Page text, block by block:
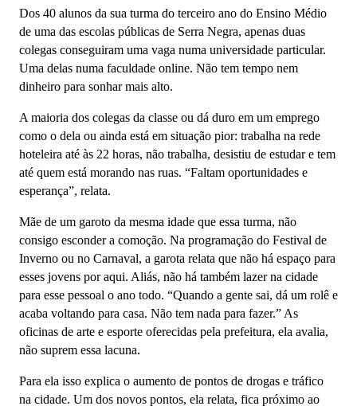
Dos 40 alunos da sua turma do terceiro ano do Ensino Médio
de uma das escolas públicas de Serra Negra, apenas duas
colegas conseguiram uma vaga numa universidade particular.
Uma delas numa faculdade online. Não tem tempo nem
dinheiro para sonhar mais alto.
A maioria dos colegas da classe ou dá duro em um emprego
como o dela ou ainda está em situação pior: trabalha na rede
hoteleira até às 22 horas, não trabalha, desistiu de estudar e tem
até quem está morando nas ruas. “Faltam oportunidades e
esperança”, relata.
Mãe de um garoto da mesma idade que essa turma, não
consigo esconder a comoção. Na programação do Festival de
Inverno ou no Carnaval, a garota relata que não há espaço para
esses jovens por aqui. Aliás, não há também lazer na cidade
para esse pessoal o ano todo. “Quando a gente sai, dá um rolê e
acaba voltando para casa. Não tem nada para fazer.” As
oficinas de arte e esporte oferecidas pela prefeitura, ela avalia,
não suprem essa lacuna.
Para ela isso explica o aumento de pontos de drogas e tráfico
na cidade. Um dos novos pontos, ela relata, fica próximo ao